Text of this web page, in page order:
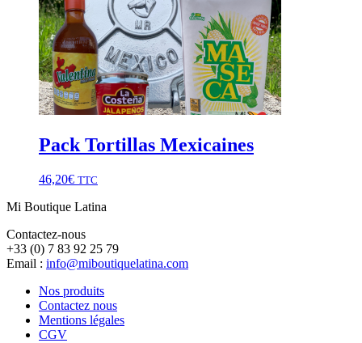
Pack Tortillas Mexicaines
46,20€ TTC
Mi Boutique Latina
Contactez-nous
+33 (0) 7 83 92 25 79
Email : info@miboutiquelatina.com
Nos produits
Contactez nous
Mentions légales
CGV